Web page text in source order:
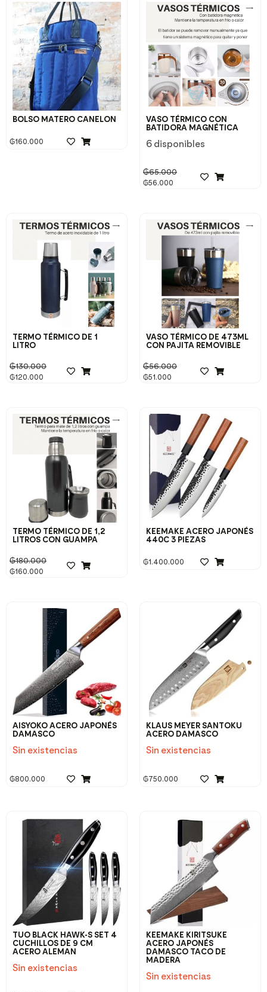
BOLSO MATERO CANELON
₲160.000
VASO TÉRMICO CON
BATIDORA MAGNÉTICA
6 disponibles
₲65.000
₲56.000
TERMO TÉRMICO DE 1
LITRO
₲130.000
₲120.000
VASO TÉRMICO DE 473ML
CON PAJITA REMOVIBLE
₲56.000
₲51.000
TERMO TÉRMICO DE 1,2
LITROS CON GUAMPA
₲180.000
₲160.000
KEEMAKE ACERO JAPONÉS
440C 3 PIEZAS
₲1.400.000
AISYOKO ACERO JAPONÉS
DAMASCO
Sin existencias
₲800.000
KLAUS MEYER SANTOKU
ACERO DAMASCO
Sin existencias
₲750.000
TUO BLACK HAWK-S SET 4
CUCHILLOS DE 9 CM
ACERO ALEMAN
Sin existencias
KEEMAKE KIRITSUKE
ACERO JAPONÉS
DAMASCO TACO DE
MADERA
Sin existencias